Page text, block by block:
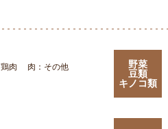
鶏肉
肉：その他
野菜
豆類
キノコ類